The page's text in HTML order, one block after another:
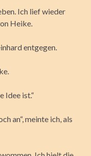
Ich lief wieder
Heike.
entgegen.
Idee ist.“
an“, meinte ich, als